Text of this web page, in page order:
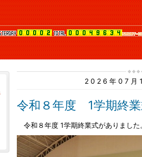
2026年07月
令和８年度 1学期終
令和８年度 1学期終業式がありました